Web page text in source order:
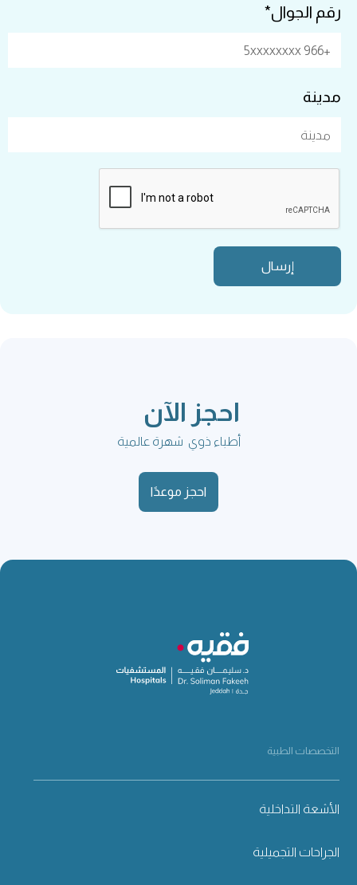
رقم الجوال*
مدينة
احجز الآن
أطباء ذوي شهرة عالمية
احجز موعدًا
التخصصات الطبية
الأشعة التداخلية
الجراحات التجميلية